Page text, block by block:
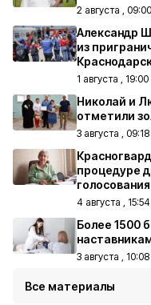
2 августа , 09:00
Александр
из
1 августа , 19:00
Николай и
отметили
3 августа , 09:18
процедуре
голосования
4 августа , 15:54
Более 1500
3 августа , 10:08
Все материалы